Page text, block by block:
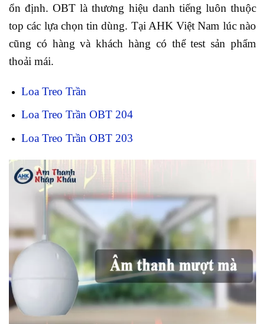
ổn định. OBT là thương hiệu danh tiếng luôn thuộc
top các lựa chọn tin dùng. Tại AHK Việt Nam lúc nào
cũng có hàng và khách hàng có thể test sản phẩm
thoải mái.
Loa Treo Trần
Loa Treo Trần OBT 204
Loa Treo Trần OBT 203